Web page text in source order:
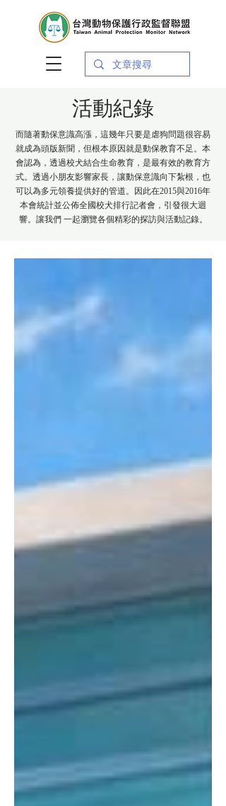
活動紀錄
而隨著動保意識高漲，這幾年只要是虐狗問題很容易
就成為頭版新聞，但根本原因就是動保教育不足。本
會認為，透過校犬結合生命教育，是最有效的教育方
式。透過小朋友影響家長，讓動保意識向下紮根，也
可以為多元領養提供好的管道。因此在2015與2016年
本會統計並公佈全國校犬排行記者會，引發很大迴
響。讓我們 一起瀏覽各個精彩的探訪與活動記錄。